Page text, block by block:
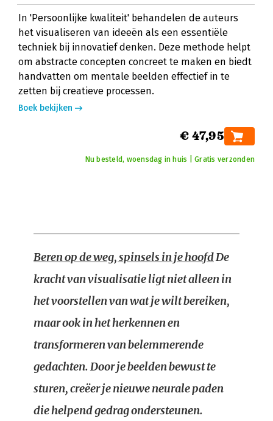
In 'Persoonlijke kwaliteit' behandelen de auteurs
het visualiseren van ideeën als een essentiële
techniek bij innovatief denken. Deze methode helpt
om abstracte concepten concreet te maken en biedt
handvatten om mentale beelden effectief in te
zetten bij creatieve processen.
Boek bekijken
€ 47,95
Nu besteld, woensdag in huis | Gratis verzonden
Beren op de weg, spinsels in je hoofdDe
kracht van visualisatie ligt niet alleen in
het voorstellen van wat je wilt bereiken,
maar ook in het herkennen en
transformeren van belemmerende
gedachten. Door je beelden bewust te
sturen, creëer je nieuwe neurale paden
die helpend gedrag ondersteunen.